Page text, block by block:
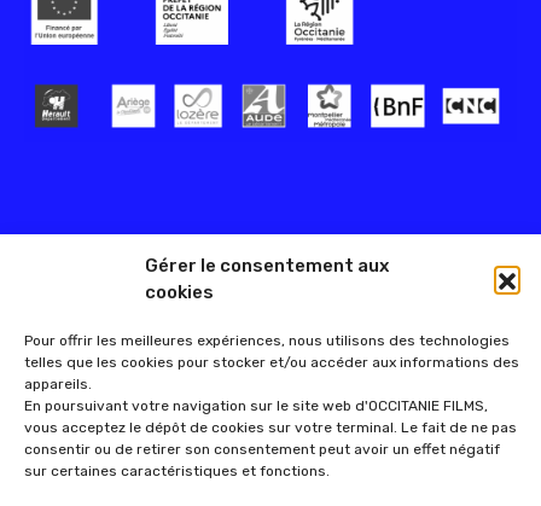
Gérer le consentement aux
cookies
Pour offrir les meilleures expériences, nous utilisons des technologies
telles que les cookies pour stocker et/ou accéder aux informations des
appareils.
En poursuivant votre navigation sur le site web d'OCCITANIE FILMS,
vous acceptez le dépôt de cookies sur votre terminal. Le fait de ne pas
consentir ou de retirer son consentement peut avoir un effet négatif
sur certaines caractéristiques et fonctions.